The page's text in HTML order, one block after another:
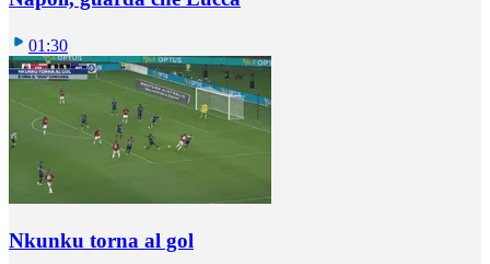
01:30
Nkunku torna al gol